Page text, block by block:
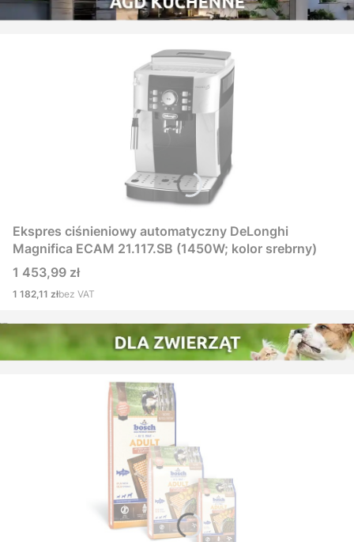
Ekspres ciśnieniowy automatyczny DeLonghi
Magnifica ECAM 21.117.SB (1450W; kolor srebrny)
Cena
1 453,99 zł
Cena
1 182,11 złbez VAT